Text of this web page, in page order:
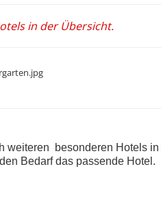
in der Übersicht.
weiteren besonderen Hotels
Bedarf das passende Hotel.